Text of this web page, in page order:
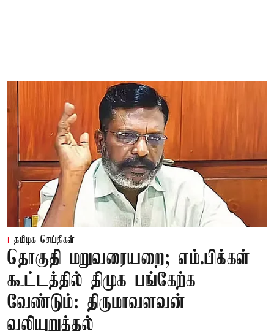
தமிழக செய்திகள்
தொகுதி மறுவரையறை; எம்.பிக்கள்
கூட்டத்தில் திமுக பங்கேற்க
வேண்டும்: திருமாவளவன்
வலியுறுத்தல்